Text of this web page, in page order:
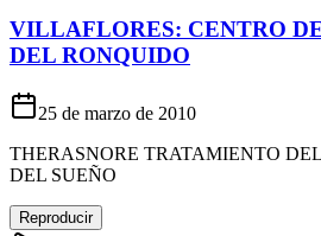
VILLAFLORES: CENTRO
DEL RONQUIDO
25 de marzo de 2010
THERASNORE TRATAMIENTO
DEL SUEÑO
Reproducir